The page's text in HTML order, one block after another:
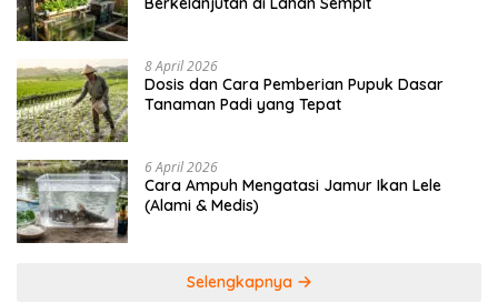
8 April 2026
Dosis dan Cara Pemberian Pupuk Dasar
Tanaman Padi yang Tepat
6 April 2026
Cara Ampuh Mengatasi Jamur Ikan Lele
(Alami & Medis)
Selengkapnya